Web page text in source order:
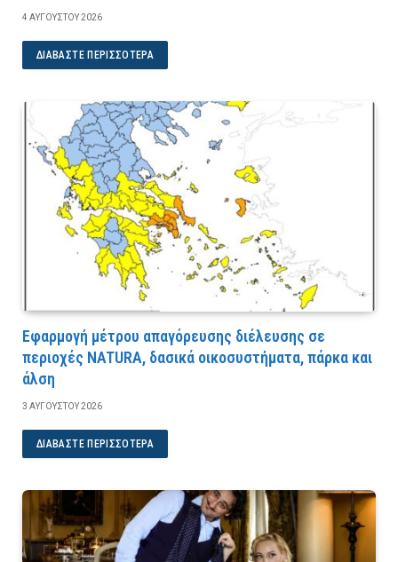
4 ΑΥΓΟΎΣΤΟΥ 2026
ΔΙΑΒΆΣΤΕ ΠΕΡΙΣΣΌΤΕΡΑ
Εφαρμογή μέτρου απαγόρευσης διέλευσης σε
περιοχές NATURA, δασικά οικοσυστήματα, πάρκα και
άλση
3 ΑΥΓΟΎΣΤΟΥ 2026
ΔΙΑΒΆΣΤΕ ΠΕΡΙΣΣΌΤΕΡΑ